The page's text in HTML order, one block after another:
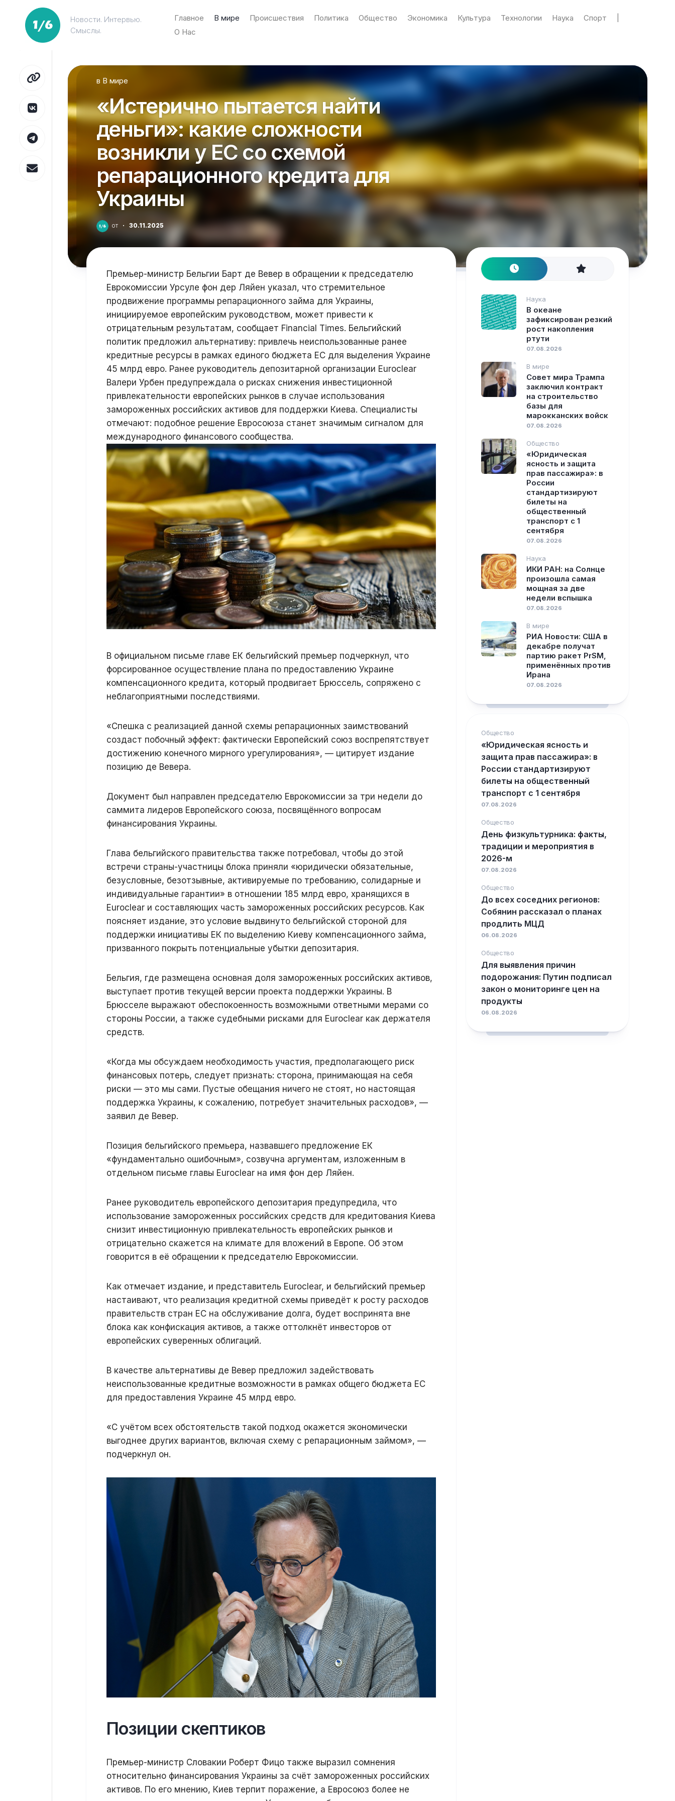
содержанию
Новости. Интервью.
Смыслы.
Главное В мире Происшествия Политика Общество Экономика Культура Технологии Наука Спорт
О Нас
в В мире
«Истерично пытается найти
деньги»: какие сложности
возникли у ЕС со схемой
репарационного кредита для
Украины
от · 30.11.2025
Премьер-министр Бельгии Барт де Вевер в обращении к председателю
Еврокомиссии Урсуле фон дер Ляйен указал, что стремительное
продвижение программы репарационного займа для Украины,
инициируемое европейским руководством, может привести к
отрицательным результатам, сообщает Financial Times. Бельгийский
политик предложил альтернативу: привлечь неиспользованные ранее
кредитные ресурсы в рамках единого бюджета ЕС для выделения Украине
45 млрд евро. Ранее руководитель депозитарной организации Euroclear
Валери Урбен предупреждала о рисках снижения инвестиционной
привлекательности европейских рынков в случае использования
замороженных российских активов для поддержки Киева. Специалисты
отмечают: подобное решение Евросоюза станет значимым сигналом для
международного финансового сообщества.
В официальном письме главе ЕК бельгийский премьер подчеркнул, что
форсированное осуществление плана по предоставлению Украине
компенсационного кредита, который продвигает Брюссель, сопряжено с
неблагоприятными последствиями.
«Спешка с реализацией данной схемы репарационных заимствований
создаст побочный эффект: фактически Европейский союз воспрепятствует
достижению конечного мирного урегулирования», — цитирует издание
позицию де Вевера.
Документ был направлен председателю Еврокомиссии за три недели до
саммита лидеров Европейского союза, посвящённого вопросам
финансирования Украины.
Глава бельгийского правительства также потребовал, чтобы до этой
встречи страны-участницы блока приняли «юридически обязательные,
безусловные, безотзывные, активируемые по требованию, солидарные и
индивидуальные гарантии» в отношении 185 млрд евро, хранящихся в
Euroclear и составляющих часть замороженных российских ресурсов. Как
поясняет издание, это условие выдвинуто бельгийской стороной для
поддержки инициативы ЕК по выделению Киеву компенсационного займа,
призванного покрыть потенциальные убытки депозитария.
Бельгия, где размещена основная доля замороженных российских активов,
выступает против текущей версии проекта поддержки Украины. В
Брюсселе выражают обеспокоенность возможными ответными мерами со
стороны России, а также судебными рисками для Euroclear как держателя
средств.
«Когда мы обсуждаем необходимость участия, предполагающего риск
финансовых потерь, следует признать: сторона, принимающая на себя
риски — это мы сами. Пустые обещания ничего не стоят, но настоящая
поддержка Украины, к сожалению, потребует значительных расходов», —
заявил де Вевер.
Позиция бельгийского премьера, назвавшего предложение ЕК
«фундаментально ошибочным», созвучна аргументам, изложенным в
отдельном письме главы Euroclear на имя фон дер Ляйен.
Ранее руководитель европейского депозитария предупредила, что
использование замороженных российских средств для кредитования Киева
снизит инвестиционную привлекательность европейских рынков и
отрицательно скажется на климате для вложений в Европе. Об этом
говорится в её обращении к председателю Еврокомиссии.
Как отмечает издание, и представитель Euroclear, и бельгийский премьер
настаивают, что реализация кредитной схемы приведёт к росту расходов
правительств стран ЕС на обслуживание долга, будет воспринята вне
блока как конфискация активов, а также оттолкнёт инвесторов от
европейских суверенных облигаций.
В качестве альтернативы де Вевер предложил задействовать
неиспользованные кредитные возможности в рамках общего бюджета ЕС
для предоставления Украине 45 млрд евро.
«С учётом всех обстоятельств такой подход окажется экономически
выгоднее других вариантов, включая схему с репарационным займом», —
подчеркнул он.
Позиции скептиков
Премьер-министр Словакии Роберт Фицо также выразил сомнения
относительно финансирования Украины за счёт замороженных российских
активов. По его мнению, Киев терпит поражение, а Евросоюз более не
Наука
В океане
зафиксирован резкий
рост накопления
ртути
07.08.2026
В мире
Совет мира Трампа
заключил контракт
на строительство
базы для
марокканских войск
07.08.2026
Общество
«Юридическая
ясность и защита
прав пассажира»: в
России
стандартизируют
билеты на
общественный
транспорт с 1
сентября
07.08.2026
Наука
ИКИ РАН: на Солнце
произошла самая
мощная за две
недели вспышка
07.08.2026
В мире
РИА Новости: США в
декабре получат
партию ракет PrSM,
применённых против
Ирана
07.08.2026
Общество
«Юридическая ясность и
защита прав пассажира»: в
России стандартизируют
билеты на общественный
транспорт с 1 сентября
07.08.2026
Общество
День физкультурника: факты,
традиции и мероприятия в
2026-м
07.08.2026
Общество
До всех соседних регионов:
Собянин рассказал о планах
продлить МЦД
06.08.2026
Общество
Для выявления причин
подорожания: Путин подписал
закон о мониторинге цен на
продукты
06.08.2026